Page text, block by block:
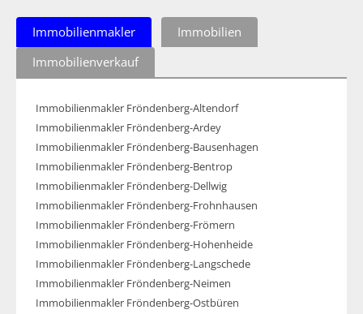
Immobilienmakler
Immobilien
Immobilienverkauf
Immobilienmakler Fröndenberg-Altendorf
Immobilienmakler Fröndenberg-Ardey
Immobilienmakler Fröndenberg-Bausenhagen
Immobilienmakler Fröndenberg-Bentrop
Immobilienmakler Fröndenberg-Dellwig
Immobilienmakler Fröndenberg-Frohnhausen
Immobilienmakler Fröndenberg-Frömern
Immobilienmakler Fröndenberg-Hohenheide
Immobilienmakler Fröndenberg-Langschede
Immobilienmakler Fröndenberg-Neimen
Immobilienmakler Fröndenberg-Ostbüren